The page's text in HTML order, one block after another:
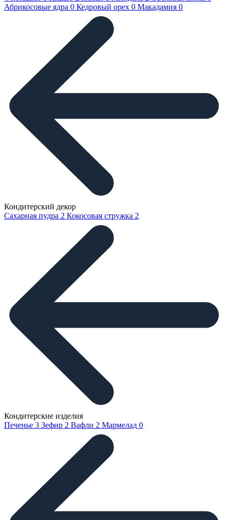
Абрикосовые ядра 0 Кедровый орех 0 Макадамия 0
Кондитерский декор
Сахарная пудра 2 Кокосовая стружка 2
Кондитерские изделия
Печенье 3 Зефир 2 Вафли 2 Мармелад 0